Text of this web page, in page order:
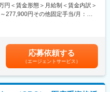
、同社は先端医療（再生医療・遺
事業、クリニックモール事業と
業：イーピーエスグループに属し、
されており、業界内での信頼があ
円＜賃金形態＞月給制＜賃金内訳＞
277,900円その他固定手当/月：
■賞与：年2回（6月、12月）／昇
じ、決算賞与（秋季賞与）支給の場
出勤手当等の割増賃金は別途支給
あり、選考を通じて上下する可能
定手当を含めた表記です。
応募依頼する
（エージェントサービス）